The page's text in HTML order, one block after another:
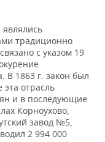
традиционно
с указом 19
В 1863 г. закон был
отрасль
и в последующие
Корноухово,
завод №5,
2 994 000